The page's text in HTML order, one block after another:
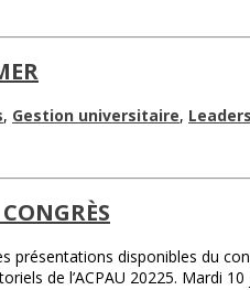
, Gestion universitaire,
présentations disponibles du
de l’ACPAU 20225. Mardi